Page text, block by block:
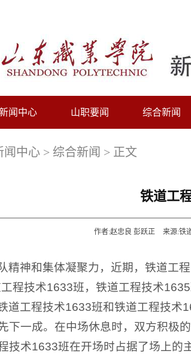
闻中心 山职要闻 综合新闻
闻中心 > 综合新闻 > 正文
铁道工
作者:赵忠良 彭跃正 来源:铁
精神和集体凝聚力，近期，铁道工
程技术1633班，铁道工程技术
道工程技术1633班和铁道工程技术
下一成。在中场休息时，双方积极
技术1633班在开场时占据了场上